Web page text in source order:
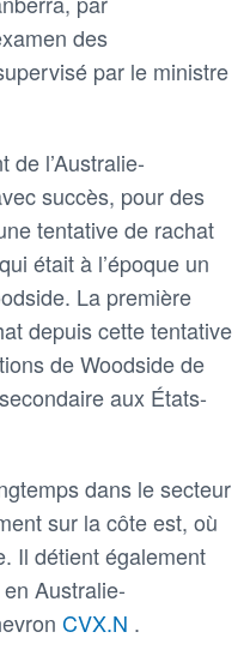
des
par le ministre
de l’Australie-
succès, pour des
tentative de rachat
était à l’époque un
La première
depuis cette tentative
de Woodside de
aux États-
dans le secteur
sur la côte est, où
Il détient également
Australie-
CVX.N .